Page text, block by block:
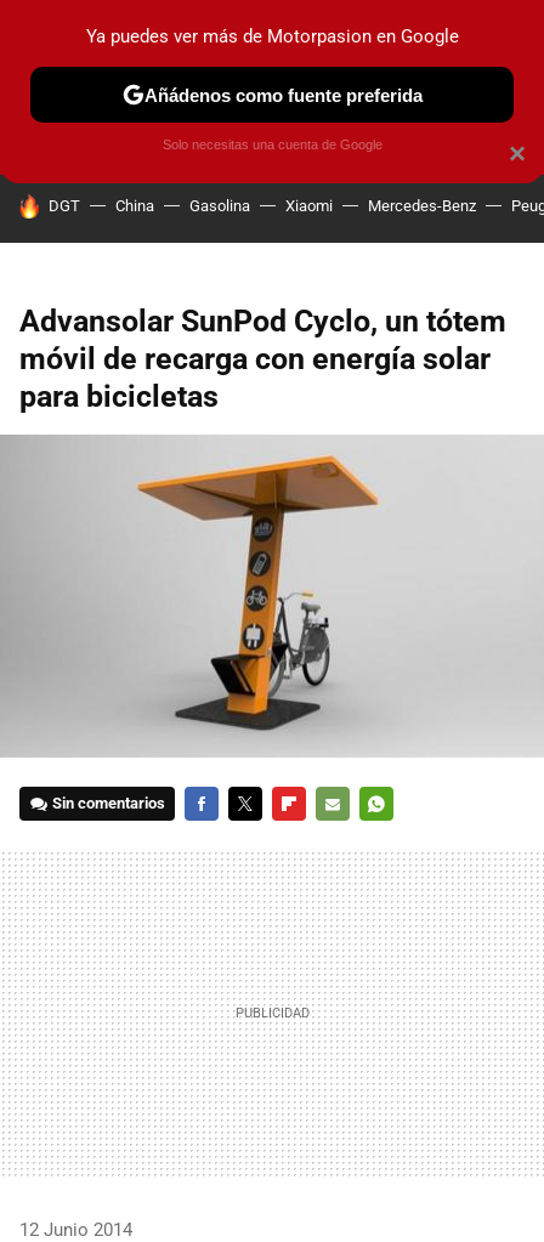
PRUEBAS COCHES ELÉCTRICOS OBSERVATORIO
HOY SE HABLA DE
DGT China Gasolina Xiaomi Mercedes-Benz
Advansolar SunPod Cyclo, un tótem
móvil de recarga con energía solar
para bicicletas
Sin comentarios
MAIL
12 Junio 2014
×
Ya puedes ver más de Motorpasion en Google
Añádenos como fuente preferida
Solo necesitas una cuenta de Google